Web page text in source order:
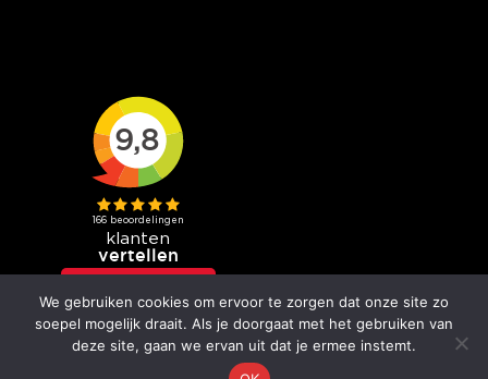
We gebruiken cookies om ervoor te zorgen dat onze site zo
soepel mogelijk draait. Als je doorgaat met het gebruiken van
deze site, gaan we ervan uit dat je ermee instemt.